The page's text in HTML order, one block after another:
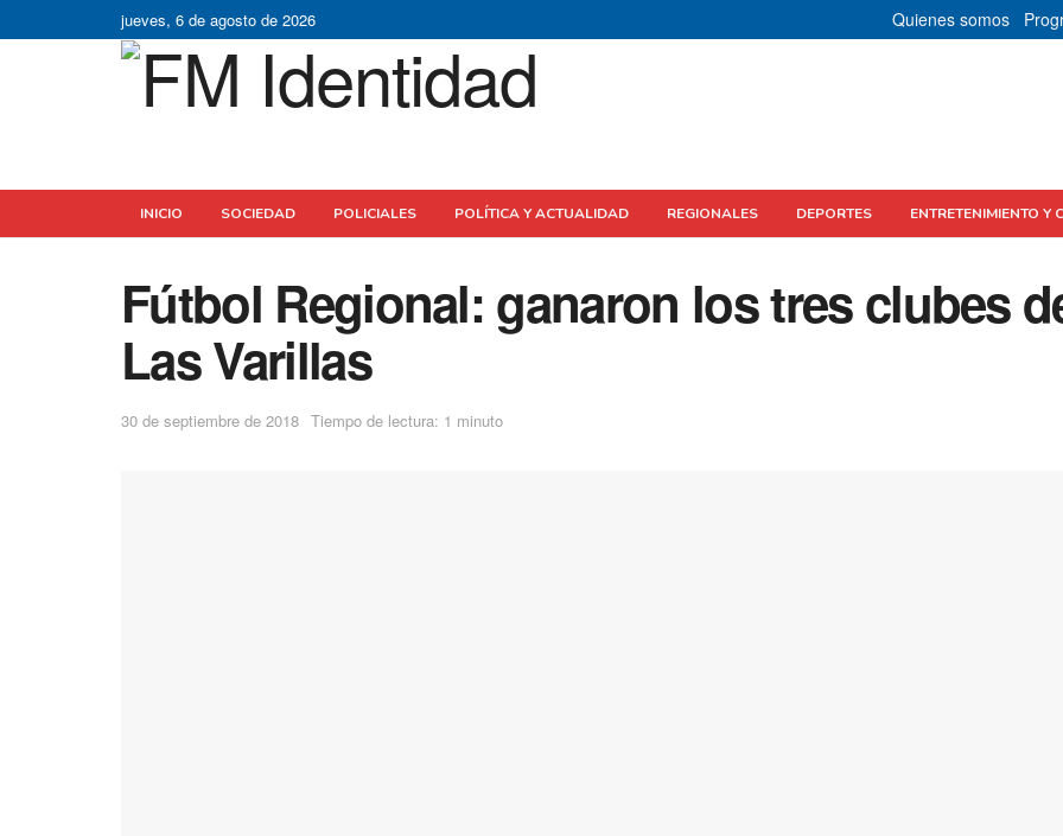
jueves, 6 de agosto de 2026 Quienes somos
INICIO SOCIEDAD POLICIALES POLÍTICA Y ACTUALIDAD REGIONALES DEPORTES ENTRETENIMIENTO Y
Fútbol Regional: ganaron los tres clubes
Las Varillas
30 de septiembre de 2018 Tiempo de lectura: 1 minuto